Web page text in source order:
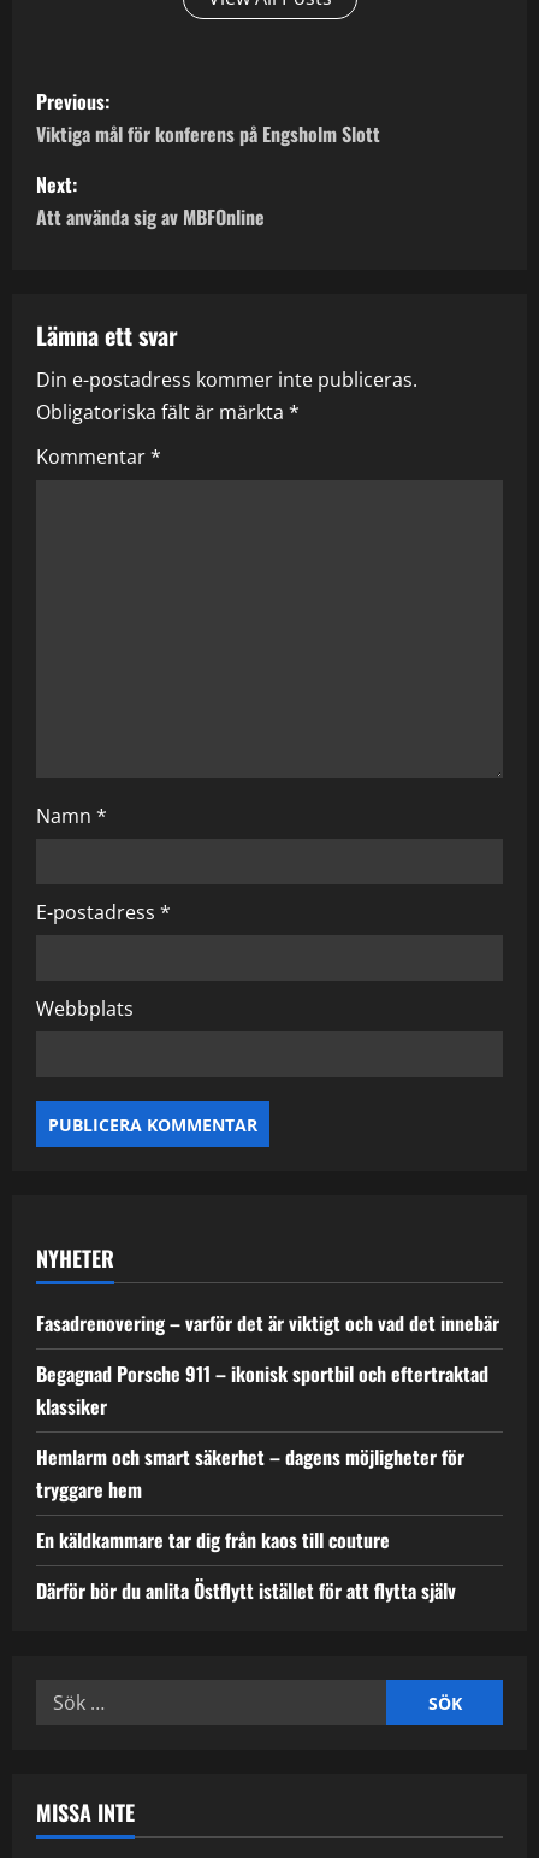
P
o
s
t
a
v
i
Previous:
Viktiga mål för konferens på Engsholm Slott
Next:
Att använda sig av MBFOnline
Lämna ett svar
Din e-postadress kommer inte publiceras.
Obligatoriska fält är märkta *
Kommentar*
Namn *
E-postadress *
Webbplats
NYHETER
Fasadrenovering – varför det är viktigt och vad det innebär
Begagnad Porsche 911 – ikonisk sportbil och eftertraktad
klassiker
Hemlarm och smart säkerhet – dagens möjligheter för
tryggare hem
En käldkammare tar dig från kaos till couture
Därför bör du anlita Östflytt istället för att flytta själv
Sök
MISSA INTE